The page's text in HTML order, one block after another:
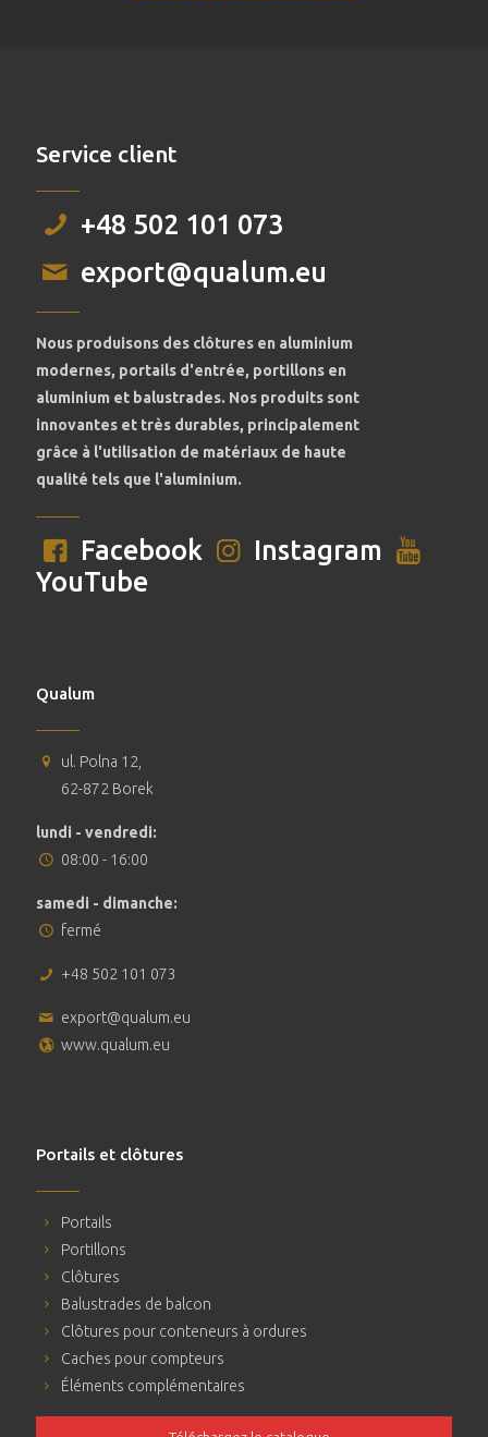
Service client
+48 502 101 073
export@qualum.eu
Nous produisons des clôtures en aluminium
modernes, portails d'entrée, portillons en
aluminium et balustrades. Nos produits sont
innovantes et très durables, principalement
grâce à l'utilisation de matériaux de haute
qualité tels que l'aluminium.
Facebook
Instagram
YouTube
Qualum
ul. Polna 12,
62-872 Borek
lundi - vendredi:
08:00 - 16:00
samedi - dimanche:
fermé
+48 502 101 073
export@qualum.eu
www.qualum.eu
Portails et clôtures
Portails
Portillons
Clôtures
Balustrades de balcon
Clôtures pour conteneurs à ordures
Caches pour compteurs
Éléments complémentaires